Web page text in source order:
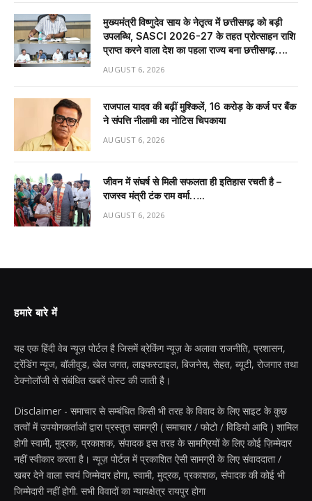
मुख्यमंत्री विष्णुदेव साय के नेतृत्व में छत्तीसगढ़ को बड़ी
उपलब्धि, SASCI 2026-27 के तहत प्रोत्साहन राशि
प्राप्त करने वाला देश का पहला राज्य बना छत्तीसगढ़….
AUGUST 6, 2026
राजपाल यादव की बढ़ीं मुश्किलें, ₹16 करोड़ के कर्ज पर बैंक
ने संपत्ति नीलामी का नोटिस चिपकाया
AUGUST 6, 2026
जीवन में संघर्ष से मिली सफलता ही इतिहास रचती है –
राजस्व मंत्री टंक राम वर्मा…..
AUGUST 6, 2026
हमारे बारे में
यह एक हिंदी वेब न्यूज़ पोर्टल है जिसमें ब्रेकिंग न्यूज़ के अलावा राजनीति, प्रशासन,
ट्रेंडिंग न्यूज, बॉलीवुड, खेल जगत, लाइफस्टाइल, बिजनेस, सेहत, ब्यूटी, रोजगार तथा
टेक्नोलॉजी से संबंधित खबरें पोस्ट की जाती है।
Disclaimer - समाचार से सम्बंधित किसी भी तरह के विवाद के लिए साइट के कुछ
तत्वों में उपयोगकर्ताओं द्वारा प्रस्तुत सामग्री ( समाचार / फोटो / विडियो आदि ) शामिल
होगी स्वामी, मुद्रक, प्रकाशक, संपादक इस तरह के सामग्रियों के लिए कोई ज़िम्मेदार
नहीं स्वीकार करता है। न्यूज़ पोर्टल में प्रकाशित ऐसी सामग्री के लिए संवाददाता /
खबर देने वाला स्वयं जिम्मेदार होगा, स्वामी, मुद्रक, प्रकाशक, संपादक की कोई भी
जिम्मेदारी नहीं होगी. सभी विवादों का न्यायक्षेत्र रायपुर होगा